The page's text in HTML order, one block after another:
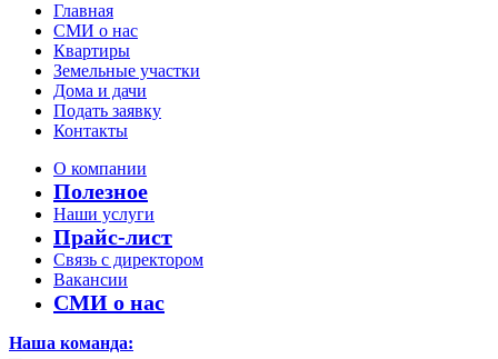
Главная
СМИ о нас
Квартиры
Земельные участки
Дома и дачи
Подать заявку
Контакты
О компании
Полезное
Наши услуги
Прайс-лист
Связь с директором
Вакансии
СМИ о нас
Наша команда: